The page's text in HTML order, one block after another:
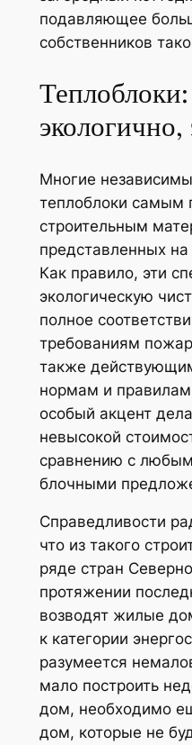
подавляющее
собственников
экологично,
Многие
теплоблоки самым
строительным
представленных
Как правило, эти
экологическую
полное
требованиям
также
нормам и
особый акцент
невысокой
сравнению с
блочными
Справедливости
что из такого
ряде стран
протяжении
возводят жилые
к категории
разумеется
мало построить
дом, необходимо
дом, которые не